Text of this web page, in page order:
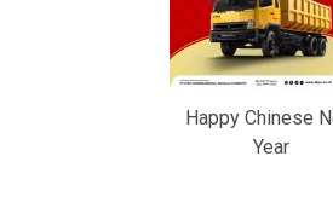
Happy Chinese
Year